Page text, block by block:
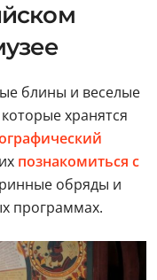
блины и веселые
хранятся
познакомиться с
обряды и
программах.